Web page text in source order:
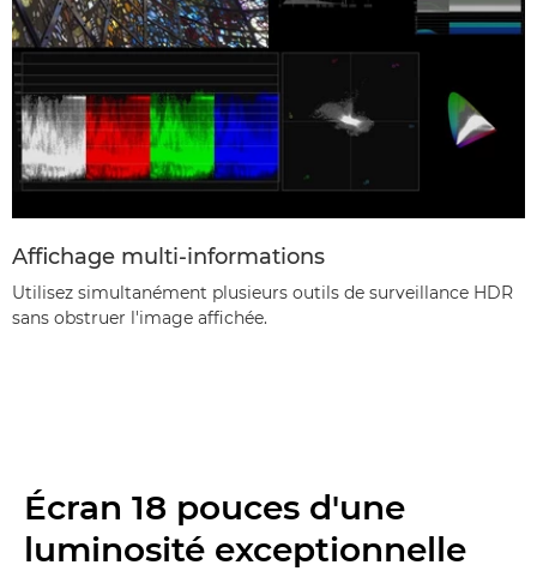
Affichage multi-informations
Utilisez simultanément plusieurs outils de surveillance HDR
sans obstruer l'image affichée.
Écran 18 pouces d'une
luminosité exceptionnelle